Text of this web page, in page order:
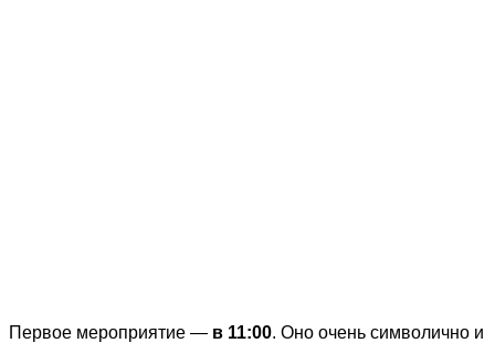
Первое мероприятие — в 11:00. Оно очень символично и